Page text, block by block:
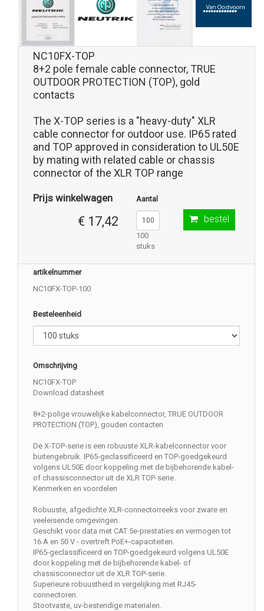
NC10FX-TOP
8+2 pole female cable connector, TRUE
OUTDOOR PROTECTION (TOP), gold
contacts
The X-TOP series is a "heavy-duty" XLR
cable connector for outdoor use. IP65 rated
and TOP approved in consideration to UL50E
by mating with related cable or chassis
connector of the XLR TOP range
Prijs winkelwagen
€ 17,42
Aantal
100
stuks
bestel
artikelnummer
NC10FX-TOP-100
Besteleenheid
Omschrijving
NC10FX-TOP
Download datasheet
8+2-polige vrouwelijke kabelconnector, TRUE OUTDOOR
PROTECTION (TOP), gouden contacten
De X-TOP-serie is een robuuste XLR-kabelconnector voor
buitengebruik. IP65-geclassificeerd en TOP-goedgekeurd
volgens UL50E door koppeling met de bijbehorende kabel-
of chassisconnector uit de XLR TOP-serie.
Kenmerken en voordelen
Robuuste, afgedichte XLR-connectorreeks voor zware en
veeleisende omgevingen.
Geschikt voor data met CAT 5e-prestaties en vermogen tot
16 A en 50 V - overtreft PoE+-capaciteiten.
IP65-geclassificeerd en TOP-goedgekeurd volgens UL50E
door koppeling met de bijbehorende kabel- of
chassisconnector uit de XLR TOP-serie.
Superieure robuustheid in vergelijking met RJ45-
connectoren.
Stootvaste, uv-bestendige materialen.